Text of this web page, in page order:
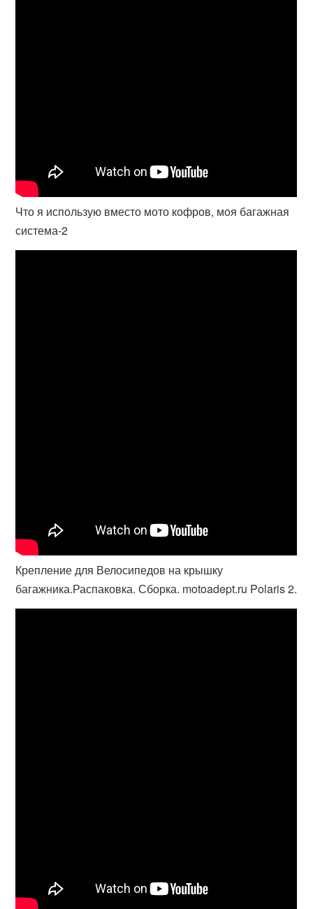
Что я использую вместо мото кофров, моя багажная
система-2
Крепление для Велосипедов на крышку
багажника.Распаковка. Сборка. motoadept.ru Polaris 2.